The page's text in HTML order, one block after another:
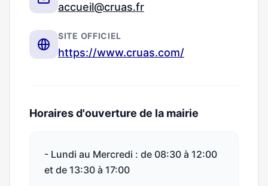
accueil@cruas.fr
SITE OFFICIEL
https://www.cruas.com/
Horaires d'ouverture de la mairie
- Lundi au Mercredi : de 08:30 à 12:00
et de 13:30 à 17:00